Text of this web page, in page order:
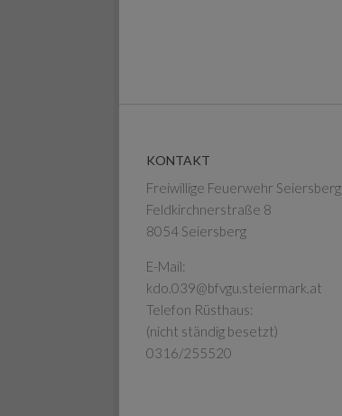
KONTAKT
Freiwillige Feuerwehr Seiersberg
Feldkirchnerstraße 8
8054 Seiersberg
E-Mail:
kdo.039@bfvgu.steiermark.at
Telefon Rüsthaus:
(nicht ständig besetzt)
0316/255520